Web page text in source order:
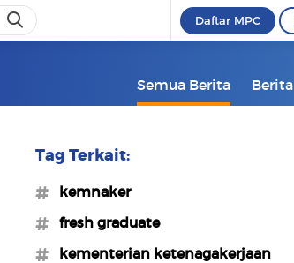
Daftar MPC
Semua Berita Berita
Tag Terkait:
#kemnaker
#fresh graduate
#kementerian ketenagakerjaan